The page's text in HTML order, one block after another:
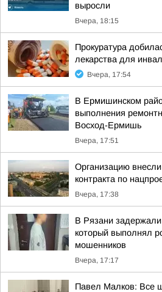
выросли
Вчера, 18:15
Прокуратура
лекарства для
Вчера, 17:54
В Ермишинском
выполнения
Восход-Ермишь
Вчера, 17:51
Организацию
контракта по
Вчера, 17:38
В Рязани задержали
который выполнял
мошенников
Вчера, 17:17
Павел Малков: Все